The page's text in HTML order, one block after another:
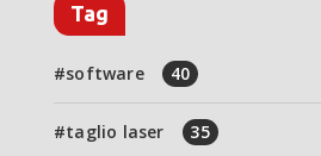
Tag
software 40
taglio laser 35